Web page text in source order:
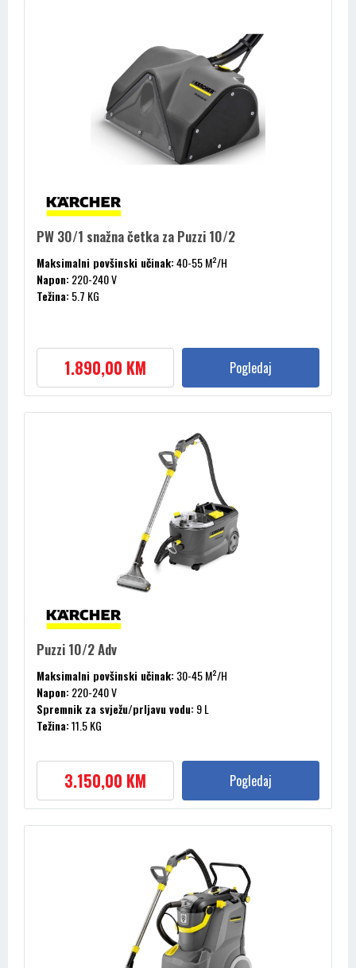
PW 30/1 snažna četka za Puzzi 10/2
Maksimalni povšinski učinak:40-55 M²/H
Napon:220-240 V
Težina:5.7 KG
1.890,00 KM Pogledaj
Puzzi 10/2 Adv
Maksimalni povšinski učinak:30-45 M²/H
Napon:220-240 V
Spremnik za svježu/prljavu vodu:9 L
Težina:11.5 KG
3.150,00 KM Pogledaj